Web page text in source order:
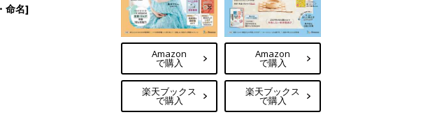
Amazon
で購入
楽天ブックス
で購入
Amazon
で購入
楽天ブックス
で購入